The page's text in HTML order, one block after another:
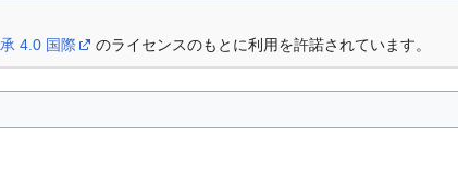
4.0 国際 のライセンスのもとに利用を許諾されています。